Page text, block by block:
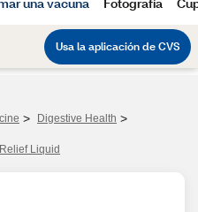
> Digestive Health >
Liquid